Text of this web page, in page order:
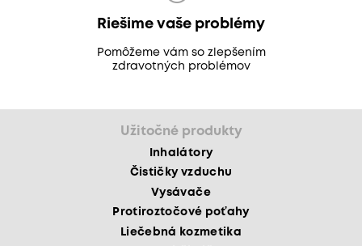
Riešime vaše problémy
Pomôžeme vám so zlepšením
zdravotných problémov
Užitočné produkty
Inhalátory
Čističky vzduchu
Vysávače
Protiroztočové poťahy
Liečebná kozmetika